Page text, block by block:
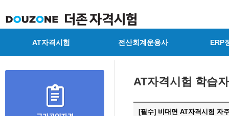
AT자격시험 전산회계운용사 ERP
AT자격시험 학습
[필수] 비대면 AT자격시험 자